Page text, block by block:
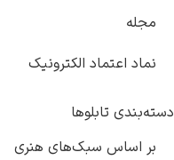
مجله
نماد اعتماد الکترونیک
تابلوها
بر اساس سبک‌های هنری